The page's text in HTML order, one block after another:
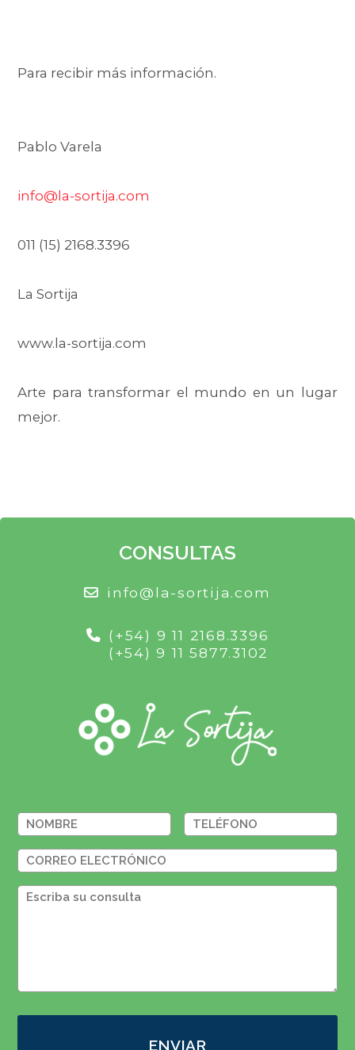
Para recibir más información.
Pablo Varela
info@la-sortija.com
011 (15) 2168.3396
La Sortija
www.la-sortija.com
Arte para transformar el mundo en un lugar
mejor.
CONSULTAS
info@la-sortija.com
(+54) 9 11 2168.3396
(+54) 9 11 5877.3102
ENVIAR